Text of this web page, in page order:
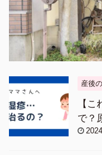
産後
【
で？